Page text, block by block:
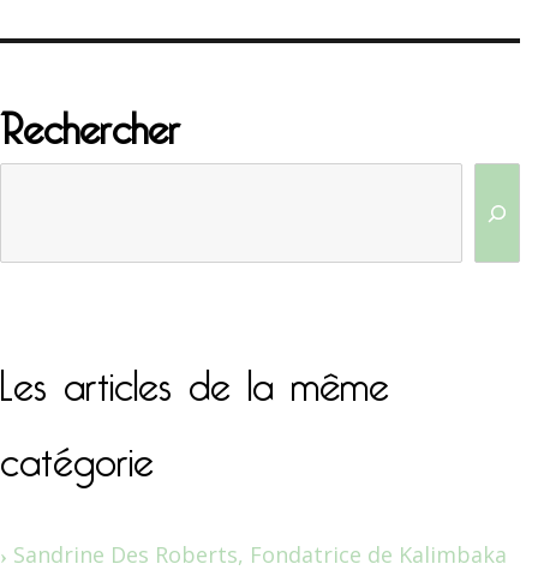
Rechercher
Les articles de la même
catégorie
Sandrine Des Roberts, Fondatrice de Kalimbaka